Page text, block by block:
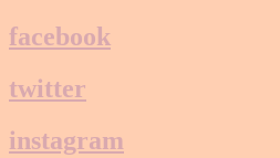
facebook
twitter
instagram